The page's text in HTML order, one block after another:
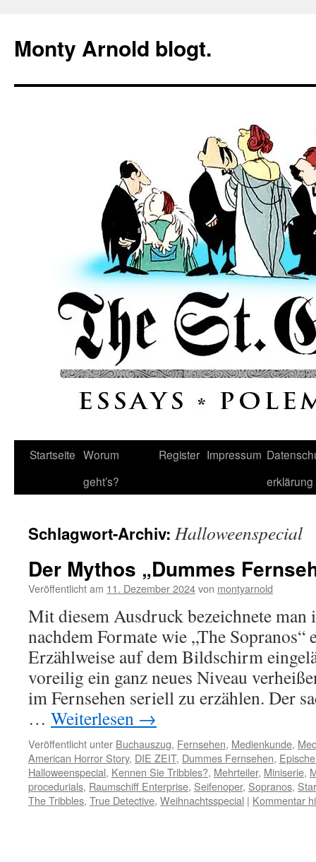
springen
Monty Arnold blogt.
Startseite Worum
geht’s?
Register Impressum
erklärung
Schlagwort-Archiv: Halloweenspecial
Der Mythos „Dummes
Veröffentlicht am 11. Dezember 2024von montyarnold
Mit diesem Ausdruck bezeichnete
nachdem Formate wie „The Sopranos“
Erzählweise auf dem Bildschirm
voreilig ein ganz neues Niveau
im Fernsehen seriell zu erzählen. Der
… Weiterlesen →
Veröffentlicht unter Buchauszug, Fernsehen, Medienkunde,
American Horror Story, DIE ZEIT, Dummes Fernsehen,
Halloweenspecial, Kennen Sie Tribbles?, Mehrteiler, Miniserie,
procedurials, Raumschiff Enterprise, Seifenoper, Sopranos,
The Tribbles, True Detective, Weihnachtsspecial | Kommentar